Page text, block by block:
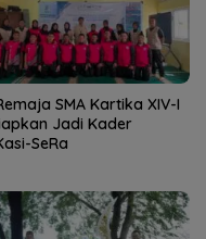
SMA Kartika XIV-I
Jadi Kader
SeRa